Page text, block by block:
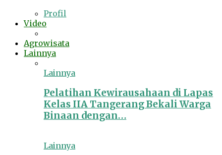
Profil
Video
Agrowisata
Lainnya
Lainnya
Pelatihan Kewirausahaan di Lapas
Kelas IIA Tangerang Bekali Warga
Binaan dengan…
Lainnya